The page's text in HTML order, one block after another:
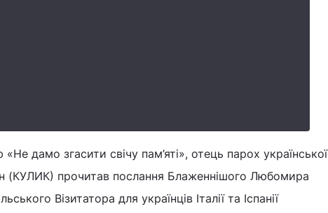
дамо згасити свічу пам’яті», отець парох української
(КУЛИК) прочитав послання Блаженнішого Любомира
Візитатора для українців Італії та Іспанії